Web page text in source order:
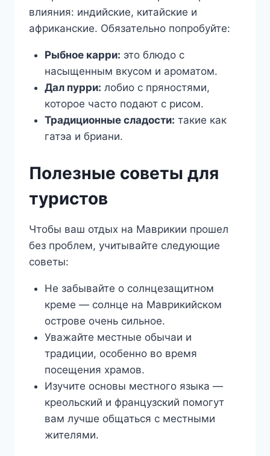
влияния: индийские, китайские и
африканские. Обязательно попробуйте:
Рыбное карри: это блюдо с
насыщенным вкусом и ароматом.
Дал пурри: лобио с пряностями,
которое часто подают с рисом.
Традиционные сладости: такие как
гатэа и бриани.
Полезные советы для
туристов
Чтобы ваш отдых на Маврикии прошел
без проблем, учитывайте следующие
советы:
Не забывайте о солнцезащитном
креме — солнце на Маврикийском
острове очень сильное.
Уважайте местные обычаи и
традиции, особенно во время
посещения храмов.
Изучите основы местного языка —
креольский и французский помогут
вам лучше общаться с местными
жителями.